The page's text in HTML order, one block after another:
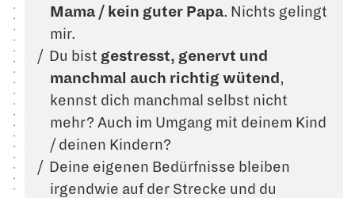
Mama / kein guter Papa. Nichts gelingt
mir.
Du bist gestresst, genervt und
manchmal auch richtig wütend ,
kennst dich manchmal selbst nicht
mehr? Auch im Umgang mit deinem Kind
/ deinen Kindern?
Deine eigenen Bedürfnisse bleiben
irgendwie auf der Strecke und du